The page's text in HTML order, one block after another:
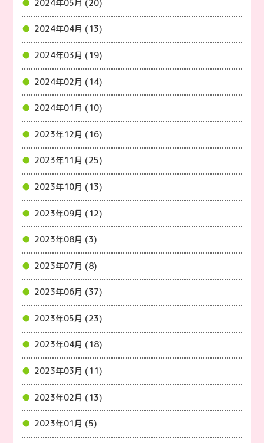
2024年05月 (20)
2024年04月 (13)
2024年03月 (19)
2024年02月 (14)
2024年01月 (10)
2023年12月 (16)
2023年11月 (25)
2023年10月 (13)
2023年09月 (12)
2023年08月 (3)
2023年07月 (8)
2023年06月 (37)
2023年05月 (23)
2023年04月 (18)
2023年03月 (11)
2023年02月 (13)
2023年01月 (5)